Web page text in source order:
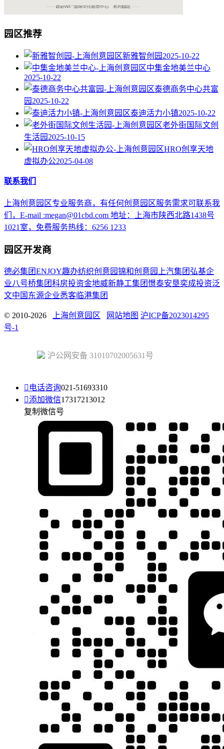
园区推荐
新雅智创园 2025-10-22
中集金地美兰中心
2025-10-22
泰德商务中心共富
园 2025-10-22
泰迪活力小镇2025-10-22
老外街国际文创
生活园 2025-10-15
HRO创享天地
虚拟办公2025-04-08
联系我们
上海创意园区专业服务商，有任何创意园区服务需求可联系我
们，E-mail :megan@01cbd.com 地址：上海市陕西北路1438号
1021室，免费服务热线：6256 1233
园区开发商
德必集团ENJOY趣办纺织创意园锦和创意园 上汽集团 弘基企
业八号桥集团科房投资金地威新静工集团憬泰安垦奕成投资泛
文中国 东源企业悉客 临港集团
© 2010-2026 上海创意园区 网站地图 沪ICP备2023014295
号-1
沪公网安备 31010702005631号
 电话咨询021-51693310
添加微信17317213012
复制微信号